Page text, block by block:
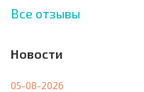
Все отзывы
Новости
05-08-2026